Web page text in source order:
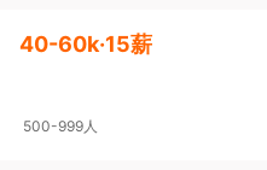
40-60k·15薪
500-999人